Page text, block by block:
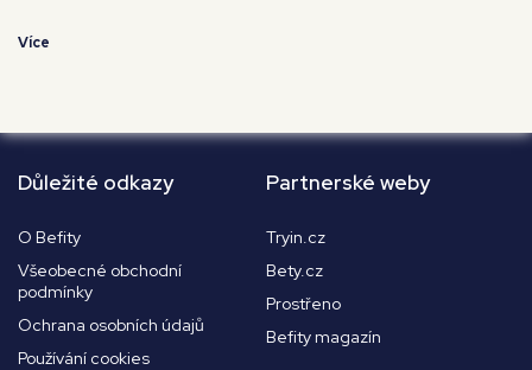
Více
Důležité odkazy
O Befity
Všeobecné obchodní
podmínky
Ochrana osobních údajů
Používání cookies
Partnerské weby
Tryin.cz
Bety.cz
Prostřeno
Befity magazín